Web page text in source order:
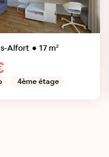
Alfort 17m²
4ème étage